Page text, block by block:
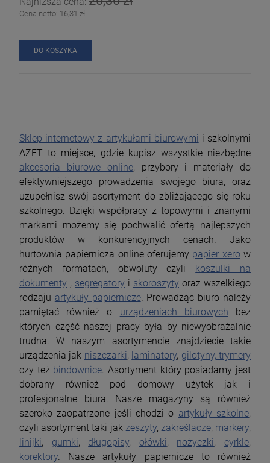
Cena netto: 16,31 zł
DO KOSZYKA
Sklep internetowy z artykułami biurowymi i szkolnymi
AZET to miejsce, gdzie kupisz wszystkie niezbędne
akcesoria biurowe online, przybory i materiały do
efektywniejszego prowadzenia swojego biura, oraz
uzupełnisz swój asortyment do zbliżającego się roku
szkolnego. Dzięki współpracy z topowymi i znanymi
markami możemy się pochwalić ofertą najlepszych
produktów w konkurencyjnych cenach. Jako
hurtownia papiernicza online oferujemy papier xerow
różnych formatach, obwoluty czyli koszulki na
dokumenty , segregatory i skoroszyty oraz wszelkiego
rodzaju artykuły papiernicze. Prowadząc biuro należy
pamiętać również o urządzeniach biurowych bez
których część naszej pracy była by niewyobrażalnie
trudna. W naszym asortymencie znajdziecie takie
urządzenia jak niszczarki, laminatory, gilotyny, trymery
czy też bindownice . Asortyment który posiadamy jest
dobrany również pod domowy użytek jak i
profesjonalne biura. Nasze magazyny są również
szeroko zaopatrzone jeśli chodzi o artykuły szkolne,
czyli asortyment taki jak zeszyty, zakreślacze, markery,
linijki, gumki, długopisy, ołówki, nożyczki,cyrkle,
korektory . Nasze artykuły papiernicze to również